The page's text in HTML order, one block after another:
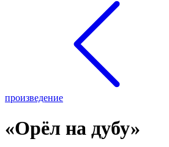
произведение
«Орёл на дубу»